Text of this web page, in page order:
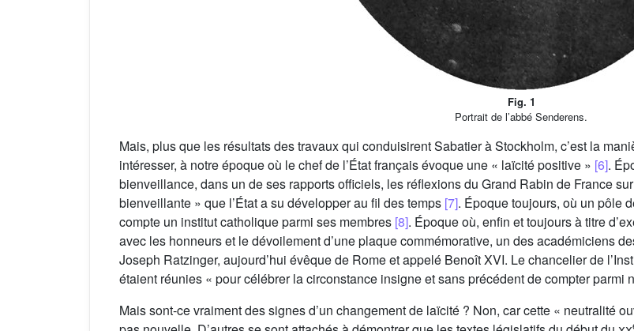
Fig. 1
Portrait de l’abbé Senderens.
Mais, plus que les résultats des travaux qui conduisirent Sabatier à Stockholm, c’est la
intéresser, à notre époque où le chef de l’État français évoque une « laïcité positive » [6].
bienveillance, dans un de ses rapports officiels, les réflexions du Grand Rabin de France
bienveillante » que l’État a su développer au fil des temps [7]. Époque toujours, où un pôle
compte un institut catholique parmi ses membres [8]. Époque où, enfin et toujours à titre
avec les honneurs et le dévoilement d’une plaque commémorative, un des académiciens
Joseph Ratzinger, aujourd’hui évêque de Rome et appelé Benoît XVI. Le chancelier de
étaient réunies « pour célébrer la circonstance insigne et sans précédent de compter parmi
Mais sont-ce vraiment des signes d’un changement de laïcité ? Non, car cette « neutralité